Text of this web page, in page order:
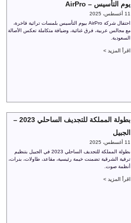
يوم التأسيس – AirPro
11 أغسطس، 2025
احتفال شركة AirPro بيوم التأسيس بلمسات تراثية فاخرة،
مع مجالس عربية، فرق غنائية، وضيافة متكاملة تعكس الأصالة
السعودية.
اقرأ المزيد >
بطولة المملكة للتجديف الساحلي 2023 –
الجبيل
11 أغسطس، 2025
بطولة المملكة للتجديف الساحلي 2023 في الجبيل بتنظيم
ترفية الشرقية تضمنت خيمة رئيسية، مقاعد، طاولات، بنرات،
أنظمة صوت.
اقرأ المزيد >